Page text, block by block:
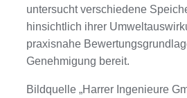
untersucht verschiedene
hinsichtlich ihrer
praxisnahe
Genehmigung bereit.
Bildquelle „Harrer Ingenieure